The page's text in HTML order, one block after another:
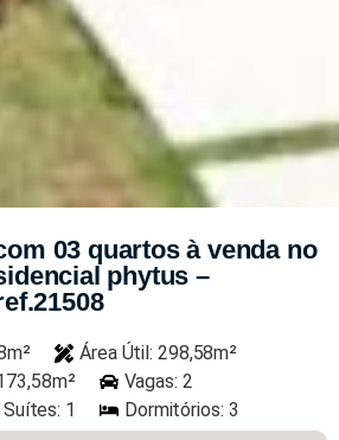
03 quartos à venda no
phytus –
Área Útil: 298,58m²
Vagas: 2
Suítes: 1 Dormitórios: 3